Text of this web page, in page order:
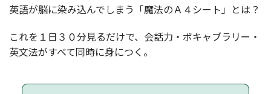
英語が脳に染み込んでしまう「魔法のＡ４シート」とは？
これを１日３０分見るだけで、会話力・ボキャブラリー・
英文法がすべて同時に身につく。